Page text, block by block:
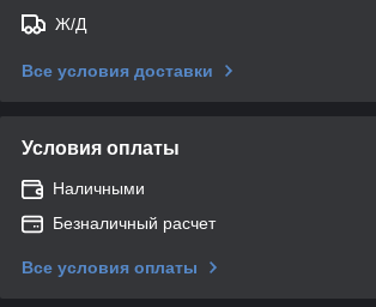
Ж/Д
Все условия доставки
Условия оплаты
Наличными
Безналичный расчет
Все условия оплаты